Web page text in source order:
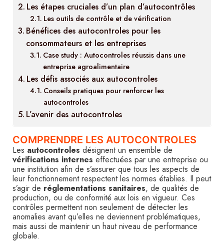
Les étapes cruciales d’un plan d’autocontrôles
Les outils de contrôle et de vérification
Bénéfices des autocontroles pour les
consommateurs et les entreprises
Case study : Autocontroles réussis dans une
entreprise agroalimentaire
Les défis associés aux autocontroles
Conseils pratiques pour renforcer les
autocontroles
L’avenir des autocontroles
COMPRENDRE LES AUTOCONTROLES
Les autocontroles désignent un ensemble de
vérifications internes effectuées par une entreprise ou
une institution afin de s’assurer que tous les aspects de
leur fonctionnement respectent les normes établies. Il peut
s’agir de réglementations sanitaires, de qualités de
production, ou de conformité aux lois en vigueur. Ces
contrôles permettent non seulement de détecter les
anomalies avant qu’elles ne deviennent problématiques,
mais aussi de maintenir un haut niveau de performance
globale.